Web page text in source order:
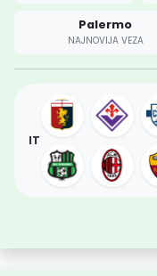
Palermo
NAJNOVIJA VEZA
IT